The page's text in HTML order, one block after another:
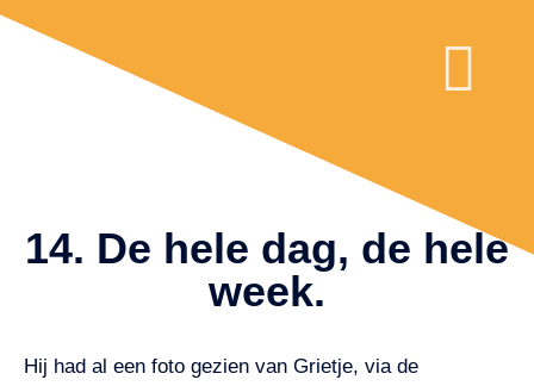
14. De hele dag, de hele
week.
Hij had al een foto gezien van Grietje, via de